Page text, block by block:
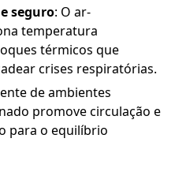
seguro: O ar-
temperatura
térmicos que
crises respiratórias.
de ambientes
promove circulação e
para o equilíbrio